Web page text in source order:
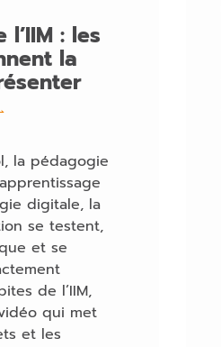
: les
la
la pédagogie
digitale, la
se testent,
et se
de l’IIM,
qui met
et les